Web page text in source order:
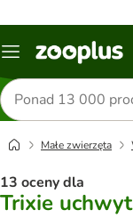
Menu
Szukaj
produktów
Małe zwierzęta
13 oceny dla
Trixie